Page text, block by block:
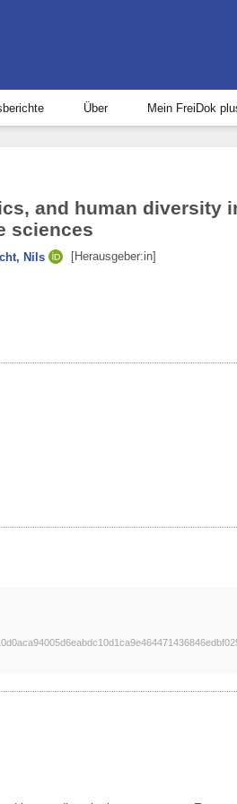
Über Mein FreiDok
and human diversity
sciences
Nils
[Herausgeber:in]